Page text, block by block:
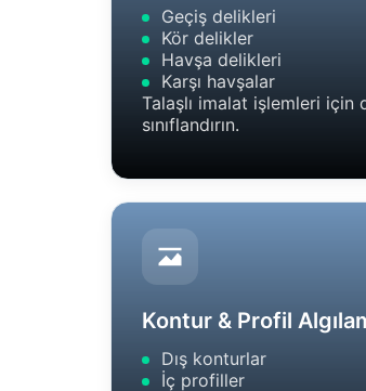
Geçiş delikleri
Kör delikler
Havşa delikleri
Karşı havşalar
Talaşlı imalat işlemleri için
sınıflandırın.
Kontur & Profil
Dış konturlar
İç profiller